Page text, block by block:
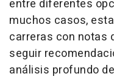
entre diferentes
muchos casos,
carreras con notas
seguir
análisis profundo